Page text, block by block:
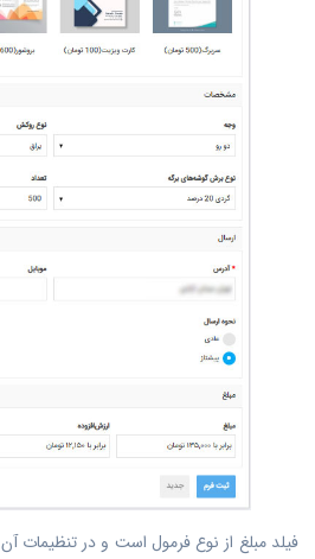
فیلد مبلغ از نوع فرمول است و در تنظیمات